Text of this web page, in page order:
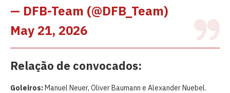
— DFB-Team (@DFB_Team)
May 21, 2026
Relação de convocados:
Goleiros:Manuel Neuer, Oliver Baumann e Alexander Nuebel.